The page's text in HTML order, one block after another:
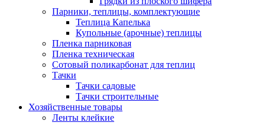
Парники, теплицы, комплектующие
Теплица Капелька
Купольные (арочные) теплицы
Пленка парниковая
Пленка техническая
Сотовый поликарбонат для теплиц
Тачки
Тачки садовые
Тачки строительные
Хозяйственные товары
Ленты клейкие